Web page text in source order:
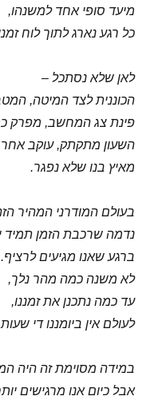
מיעד סופי אחד למשנהו,
כל רגע נארג לתוך לוח
לאן שלא נסתכל –
הכוננית לצד המיטה,
פינת צג המחשב, מפרק
השעון מתקתק, עוקב אחר
מאיץ בנו שלא נפגר.
בעולם המודרני המהיר
נדמה שרכבת הזמן תמיד
ברגע שאנו מגיעים לרציף.
לא משנה כמה מהר נלך,
עד כמה נתכנן את זמננו,
לעולם אין ביומננו די
במידה מסוימת זה היה
אבל כיום אנו מרגישים